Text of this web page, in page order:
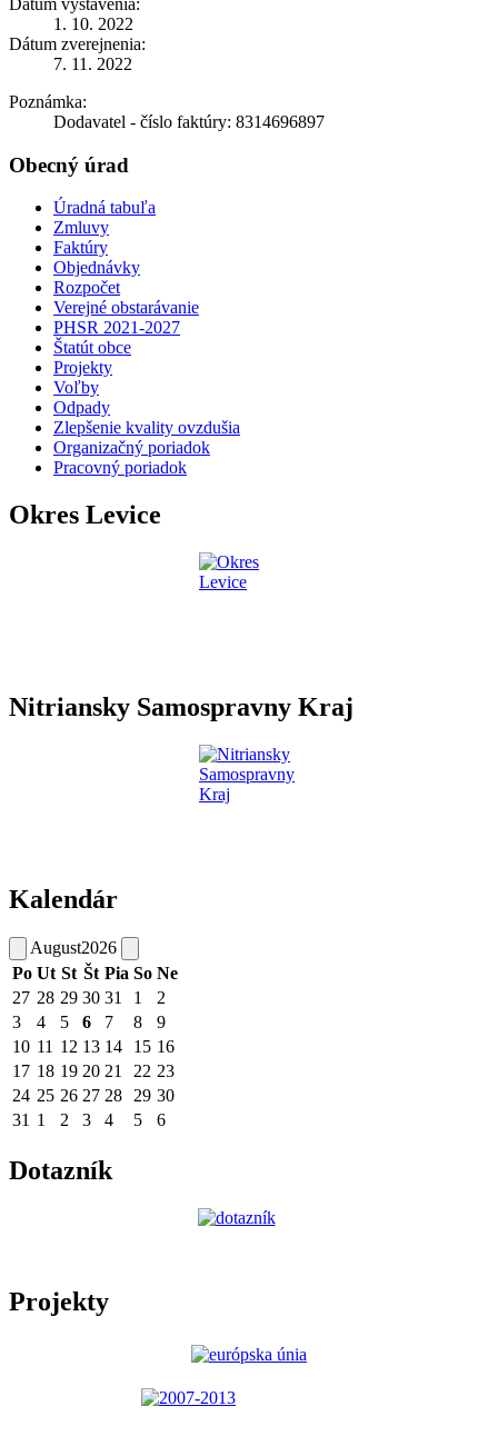
1. 10. 2022
Dátum zverejnenia:
7. 11. 2022
Poznámka:
Dodavatel - číslo faktúry: 8314696897
Obecný úrad
Úradná tabuľa
Zmluvy
Faktúry
Objednávky
Rozpočet
Verejné obstarávanie
PHSR 2021-2027
Štatút obce
Projekty
Voľby
Odpady
Zlepšenie kvality ovzdušia
Organizačný poriadok
Pracovný poriadok
Okres Levice
Nitriansky Samospravny Kraj
Kalendár
August2026
Po Ut St Št Pia So Ne
27 28 29 30 31 1
2
3
4 5 6 7 8
9
10 11 12 13 14 15 16
17 18 19 20 21 22 23
24 25 26 27 28 29 30
31 1 2 3 4 5 6
Dotazník
Projekty